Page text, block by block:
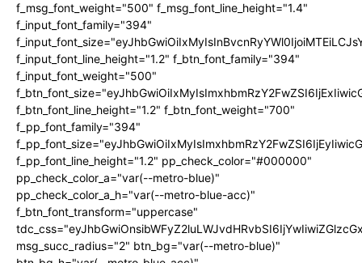
f_msg_font_weight="500" f_msg_font_line_height="1.4"
f_input_font_family="394"
f_input_font_line_height="1.2" f_btn_font_family="394"
f_input_font_weight="500"
f_btn_font_line_height="1.2" f_btn_font_weight="700"
f_pp_font_family="394"
f_pp_font_line_height="1.2" pp_check_color="#000000"
pp_check_color_a="var(--metro-blue)"
pp_check_color_a_h="var(--metro-blue-acc)"
f_btn_font_transform="uppercase"
msg_succ_radius="2" btn_bg="var(--metro-blue)"